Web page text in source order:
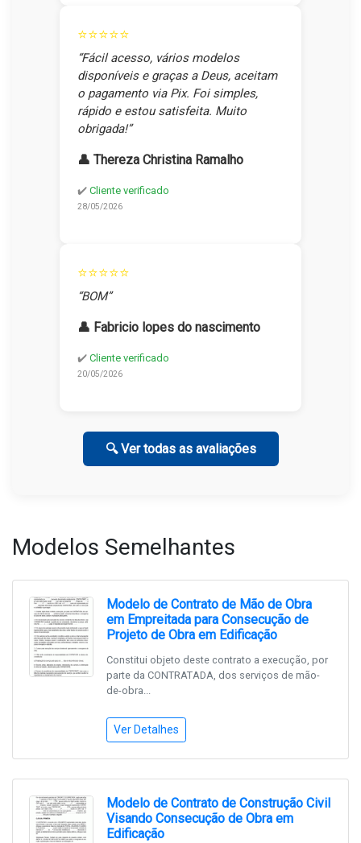
⭐⭐⭐⭐⭐
“Fácil acesso, vários modelos
disponíveis e graças a Deus, aceitam
o pagamento via Pix. Foi simples,
rápido e estou satisfeita. Muito
obrigada!”
👤 Thereza Christina Ramalho
✔️ Cliente verificado
28/05/2026
⭐⭐⭐⭐⭐
“BOM”
👤 Fabricio lopes do nascimento
✔️ Cliente verificado
20/05/2026
🔍 Ver todas as avaliações
Modelos Semelhantes
Modelo de Contrato de Mão de Obra
em Empreitada para Consecução de
Projeto de Obra em Edificação
Constitui objeto deste contrato a execução, por
parte da CONTRATADA, dos serviços de mão-
de-obra...
Ver Detalhes
Modelo de Contrato de Construção Civil
Visando Consecução de Obra em
Edificação